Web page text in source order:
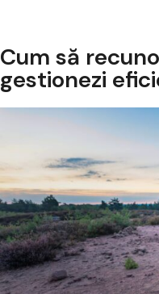
Cum să
gestionezi